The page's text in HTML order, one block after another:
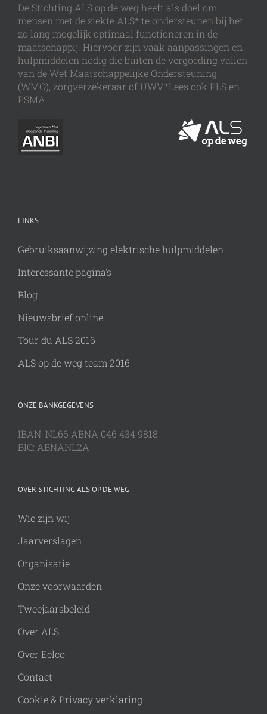
De Stichting ALS op de weg heeft als doel om
mensen met de ziekte ALS* te ondersteunen bij het
zo lang mogelijk optimaal functioneren in de
maatschappij. Hiervoor zijn vaak aanpassingen en
hulpmiddelen nodig die buiten de vergoeding vallen
van de Wet Maatschappelijke Ondersteuning
(WMO), zorgverzekeraar of UWV.*Lees ook PLS en
PSMA
LINKS
Gebruiksaanwijzing elektrische hulpmiddelen
Interessante pagina's
Blog
Nieuwsbrief online
Tour du ALS 2016
ALS op de weg team 2016
ONZE BANKGEGEVENS
IBAN: NL66 ABNA 046 434 9818
BIC: ABNANL2A
OVER STICHTING ALS OP DE WEG
Wie zijn wij
Jaarverslagen
Organisatie
Onze voorwaarden
Tweejaarsbeleid
Over ALS
Over Eelco
Contact
Cookie & Privacy verklaring